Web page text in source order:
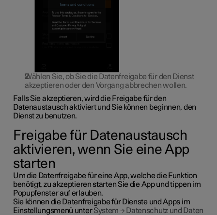
Wählen Sie, ob Sie die Datenfreigabe für den Dienst
akzeptieren oder den Vorgang abbrechen wollen.
Falls Sie akzeptieren, wird die Freigabe für den
Datenaustausch aktiviert und Sie können beginnen, den
Dienst zu benutzen.
Freigabe für Datenaustausch
aktivieren, wenn Sie eine App
starten
Um die Datenfreigabe für eine App, welche die Funktion
benötigt, zu akzeptieren starten Sie die App und tippen im
Popupfenster auferlauben.
Sie können die Datenfreigabe für Dienste und Apps im
Einstellungsmenü unterSystem → Datenschutz und Daten